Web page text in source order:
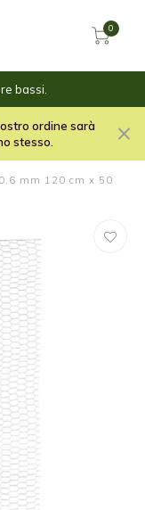
0
bassi.
ordine sarà
stesso.
mm 120 cm x 50